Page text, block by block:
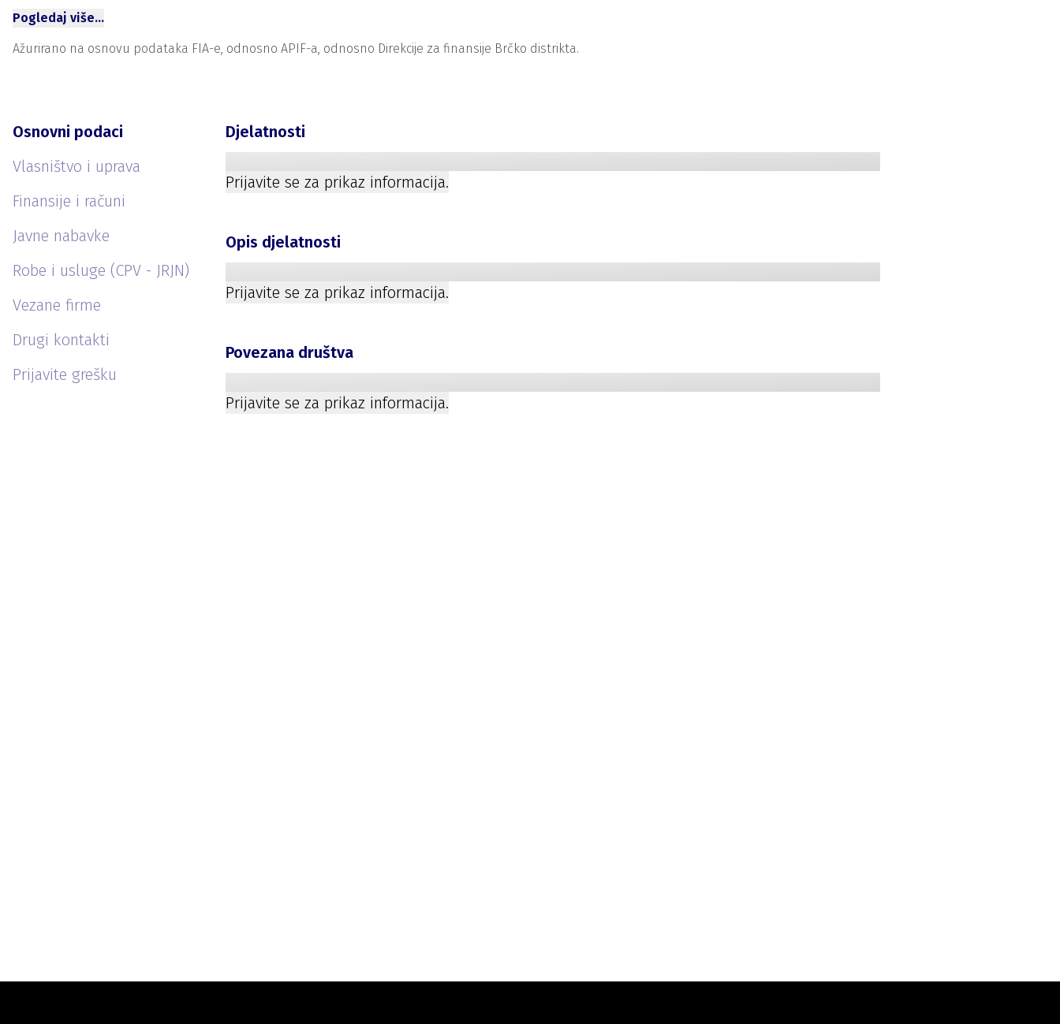
Pogledaj više…
Ažurirano na osnovu podataka FIA-e, odnosno APIF-a, odnosno Direkcije za finansije Brčko distrikta.
Osnovni podaci
Vlasništvo i uprava
Finansije i računi
Javne nabavke
Robe i usluge (CPV - JRJN)
Vezane firme
Drugi kontakti
Prijavite grešku
Djelatnosti
Prijavite se za prikaz informacija.
Opis djelatnosti
Prijavite se za prikaz informacija.
Povezana društva
Prijavite se za prikaz informacija.